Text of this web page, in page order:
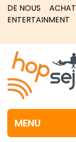
DE NOUS ACHAT
ENTERTAINMENT
MENU